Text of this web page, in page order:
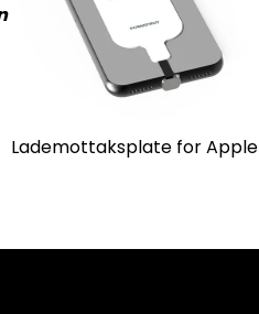
Lademottaksplate for Apple